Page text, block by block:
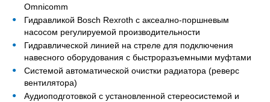
Omnicomm
Гидравликой Bosch Rexroth с аксеално-поршневым
насосом регулируемой производительности
Гидравлической линией на стреле для подключения
навесного оборудования с быстроразъемными муфтами
Системой автоматической очистки радиатора (реверс
вентилятора)
Аудиоподготовкой с установленной стереосистемой и